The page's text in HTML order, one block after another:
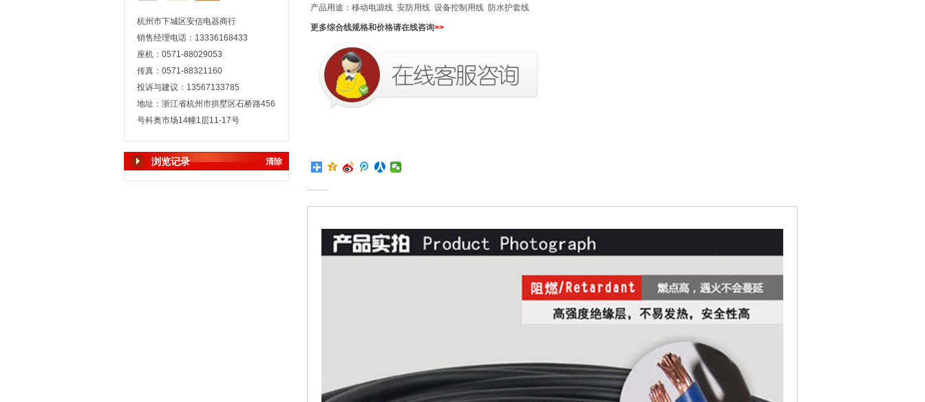
杭州市下城区安信电器商行
销售经理电话：13336168433
座机：0571-88029053
传真：0571-88321160
投诉与建议：13567133785
地址：浙江省杭州市拱墅区石桥路456
号科奥市场14幢1层11-17号
浏览记录 清除
产品用途：移动电源线 安防用线 设备控制用线 防水护套线
更多综合线规格和价格请在线咨询>>